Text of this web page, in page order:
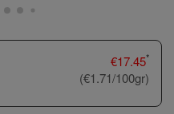
€17.45*
(€1.71/100gr)